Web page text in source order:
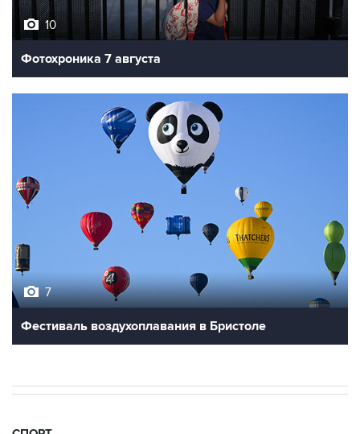
10
Фотохроника 7 августа
7
Фестиваль воздухоплавания в Бристоле